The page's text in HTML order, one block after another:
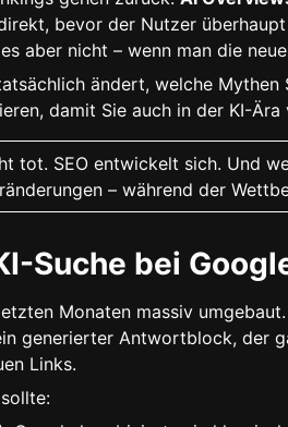
bevor der Nutzer
aber nicht – wenn man die
ändert, welche
damit Sie auch in der KI-
tot. SEO entwickelt sich. Und
– während der
Suche bei
Monaten massiv
generierter Antwortblock, der
Links.